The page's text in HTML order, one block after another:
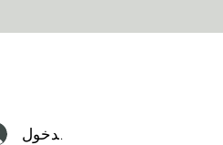
تسجيل الدخول